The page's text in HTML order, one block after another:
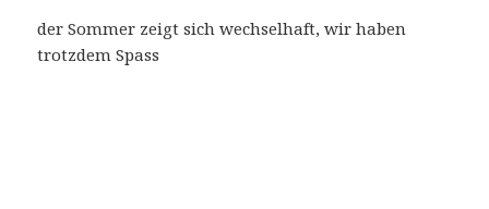
der Sommer zeigt sich wechselhaft, wir haben
trotzdem Spass